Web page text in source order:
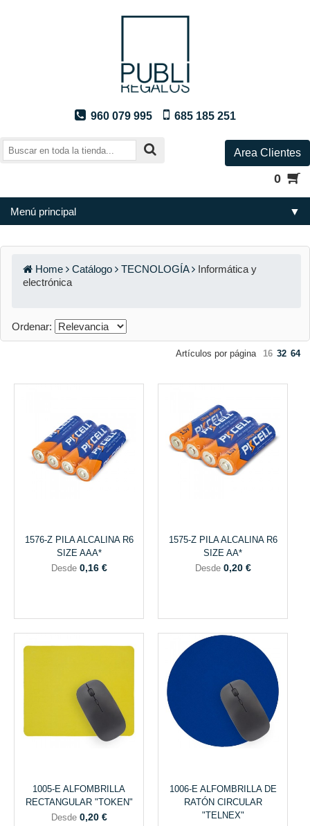
960 079 995 685 185 251
Area Clientes
0
Menú principal ▼
Home Catálogo TECNOLOGÍA
Informática y
electrónica
Ordenar:
Artículos por página 16 32 64
1576-Z PILA ALCALINA R6
SIZE AAA*
Desde 0,16 €
1575-Z PILA ALCALINA R6
SIZE AA*
Desde 0,20 €
1005-E ALFOMBRILLA
RECTANGULAR "TOKEN"
Desde 0,20 €
1006-E ALFOMBRILLA DE
RATÓN CIRCULAR
"TELNEX"